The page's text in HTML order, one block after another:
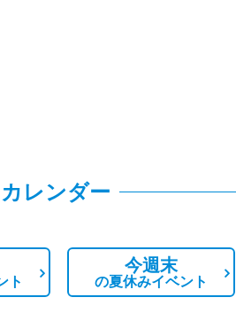
レンダー
ト
今週末
の夏休みイベント